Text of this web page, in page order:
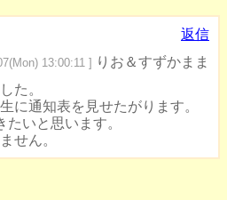
返信
13:00:11 ] りお＆すずかまま
た。
に通知表を見せたがります。
たいと思います。
せん。